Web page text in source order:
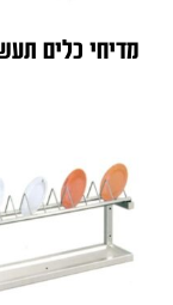
מדיחי כלים